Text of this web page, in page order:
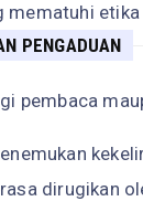
mematuhi
PENGADUAN
pembaca
dirugikan